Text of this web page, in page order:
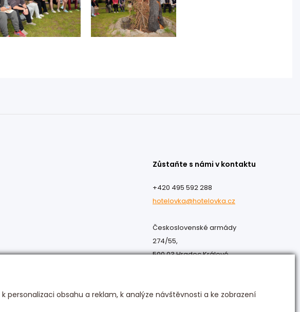
obsahu a reklam, k analýze návštěvnosti a ke zobrazení
Zůstaňte s námi v kontaktu
+420 495 592 288
hotelovka@hotelovka.cz
Československé armády
274/55,
500 03 Hradec Králové